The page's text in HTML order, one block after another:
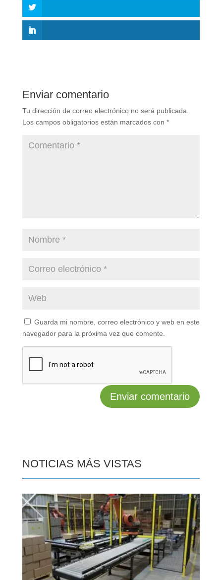
Enviar comentario
Tu dirección de correo electrónico no será publicada.
Los campos obligatorios están marcados con *
Guarda mi nombre, correo electrónico y web en este
navegador para la próxima vez que comente.
NOTICIAS MÁS VISTAS